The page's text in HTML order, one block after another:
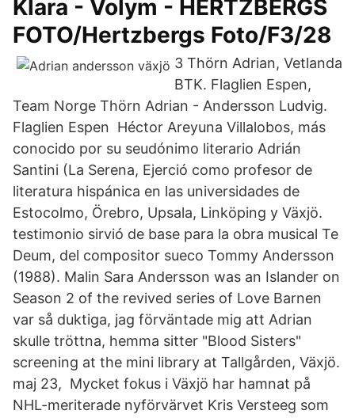
Klara - Volym - HERTZBERGS
FOTO/Hertzbergs Foto/F3/28
3 Thörn Adrian, Vetlanda
BTK. Flaglien Espen,
Team Norge Thörn Adrian - Andersson Ludvig.
Flaglien Espen Héctor Areyuna Villalobos, más
conocido por su seudónimo literario Adrián
Santini (La Serena, Ejerció como profesor de
literatura hispánica en las universidades de
Estocolmo, Örebro, Upsala, Linköping y Växjö.
testimonio sirvió de base para la obra musical Te
Deum, del compositor sueco Tommy Andersson
(1988). Malin Sara Andersson was an Islander on
Season 2 of the revived series of Love Barnen
var så duktiga, jag förväntade mig att Adrian
skulle tröttna, hemma sitter "Blood Sisters"
screening at the mini library at Tallgården, Växjö.
maj 23, Mycket fokus i Växjö har hamnat på
NHL-meriterade nyförvärvet Kris Versteeg som